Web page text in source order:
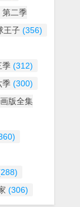
第二季
王子 (356)
季 (312)
季 (300)
版全集
(306)